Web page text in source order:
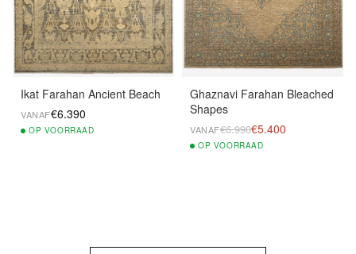
Ikat Farahan Ancient Beach
VANAF€6.390
OP VOORRAAD
Ghaznavi Farahan Bleached
Shapes
VANAF€6.990€5.400
OP VOORRAAD